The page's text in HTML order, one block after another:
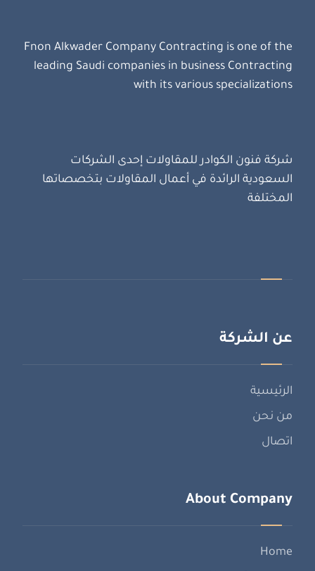
Fnon Alkwader Company Contracting is one of the
leading Saudi companies in business Contracting
with its various specializations
شركة فنون الكوادر للمقاولات إحدى الشركات
السعودية الرائدة في أعمال المقاولات بتخصصاتها
المختلفة
عن الشركة
الرئيسية
من نحن
اتصال
About Company
Home